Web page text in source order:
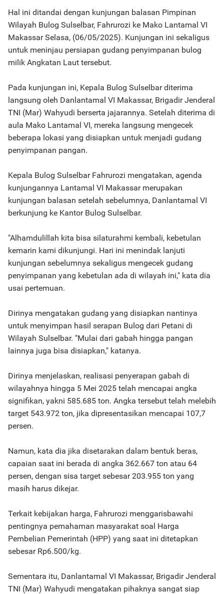
Hal ini ditandai dengan kunjungan balasan Pimpinan
Wilayah Bulog Sulselbar, Fahrurozi ke Mako Lantamal VI
Makassar Selasa, (06/05/2025). Kunjungan ini sekaligus
untuk meninjau persiapan gudang penyimpanan bulog
milik Angkatan Laut tersebut.
Pada kunjungan ini, Kepala Bulog Sulselbar diterima
langsung oleh Danlantamal VI Makassar, Brigadir Jenderal
TNI (Mar) Wahyudi berserta jajarannya. Setelah diterima di
aula Mako Lantamal VI, mereka langsung mengecek
beberapa lokasi yang disiapkan untuk menjadi gudang
penyimpanan pangan.
Kepala Bulog Sulselbar Fahrurozi mengatakan, agenda
kunjungannya Lantamal VI Makassar merupakan
kunjungan balasan setelah sebelumnya, Danlantamal VI
berkunjung ke Kantor Bulog Sulselbar.
"Alhamdulillah kita bisa silaturahmi kembali, kebetulan
kemarin kami dikunjungi. Hari ini menindak lanjuti
kunjungan sebelumnya sekaligus mengecek gudang
penyimpanan yang kebetulan ada di wilayah ini," kata dia
usai pertemuan.
Dirinya mengatakan gudang yang disiapkan nantinya
untuk menyimpan hasil serapan Bulog dari Petani di
Wilayah Sulselbar. "Mulai dari gabah hingga pangan
lainnya juga bisa disiapkan," katanya.
Dirinya menjelaskan, realisasi penyerapan gabah di
wilayahnya hingga 5 Mei 2025 telah mencapai angka
signifikan, yakni 585.685 ton. Angka tersebut telah melebih
target 543.972 ton, jika dipresentasikan mencapai 107,7
persen.
Namun, kata dia jika disetarakan dalam bentuk beras,
capaian saat ini berada di angka 362.667 ton atau 64
persen, dengan sisa target sebesar 203.955 ton yang
masih harus dikejar.
Terkait kebijakan harga, Fahrurozi menggarisbawahi
pentingnya pemahaman masyarakat soal Harga
Pembelian Pemerintah (HPP) yang saat ini ditetapkan
sebesar Rp6.500/kg.
Sementara itu, Danlantamal VI Makassar, Brigadir Jenderal
TNI (Mar) Wahyudi mengatakan pihaknya sangat siap